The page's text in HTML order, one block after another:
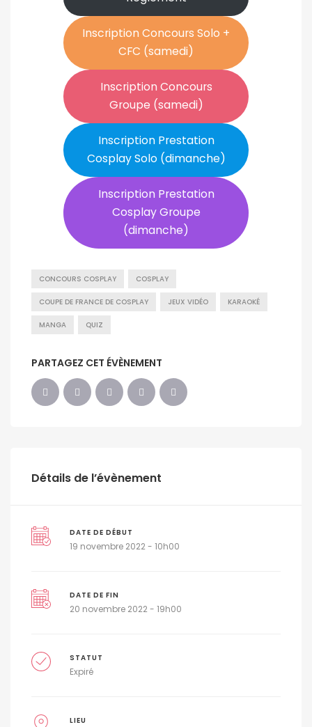
Inscription Concours Solo +
CFC (samedi)
Inscription Concours
Groupe (samedi)
Inscription Prestation
Cosplay Solo (dimanche)
Inscription Prestation
Cosplay Groupe
(dimanche)
CONCOURS COSPLAY COSPLAY
COUPE DE FRANCE DE COSPLAY JEUX VIDÉO KARAOKÉ
MANGA QUIZ
PARTAGEZ CET ÉVÈNEMENT
Détails de l’évènement
DATE DE DÉBUT
19 novembre 2022 - 10h00
DATE DE FIN
20 novembre 2022 - 19h00
STATUT
Expiré
LIEU